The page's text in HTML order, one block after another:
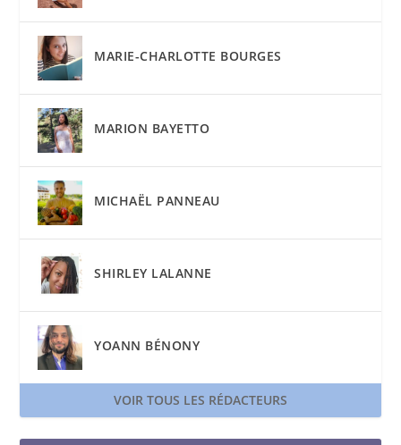
MARIE-CHARLOTTE BOURGES
MARION BAYETTO
MICHAËL PANNEAU
SHIRLEY LALANNE
YOANN BÉNONY
VOIR TOUS LES RÉDACTEURS